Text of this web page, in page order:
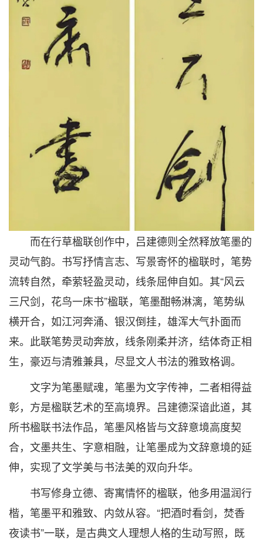
而在行草楹联创作中，吕建德则全然释放笔墨的
灵动气韵。书写抒情言志、写景寄怀的楹联时，笔势
流转自然，牵萦轻盈灵动，线条屈伸自如。其“风云
三尺剑，花鸟一床书”楹联，笔墨酣畅淋漓，笔势纵
横开合，如江河奔涌、银汉倒挂，雄浑大气扑面而
来。此联笔势灵动奔放，线条刚柔并济，结体奇正相
生，豪迈与清雅兼具，尽显文人书法的雅致格调。
文字为笔墨赋魂，笔墨为文字传神，二者相得益
彰，方是楹联艺术的至高境界。吕建德深谙此道，其
所书楹联书法作品，笔墨风格皆与文辞意境高度契
合，文墨共生、字意相融，让笔墨成为文辞意境的延
伸，实现了文学美与书法美的双向升华。
书写修身立德、寄寓情怀的楹联，他多用温润行
楷，笔墨平和雅致、内敛从容。“把酒时看剑，焚香
夜读书”一联，是古典文人理想人格的生动写照，既